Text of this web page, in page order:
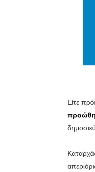
Είτε